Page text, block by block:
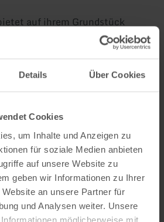
Details Über Cookies
Cookies
um Inhalte und Anzeigen zu
für soziale Medien anbieten
auf unsere Website zu
geben wir Informationen zu Ihrer
an unsere Partner für
und Analysen weiter. Unsere
möglicherweise mit
auf ihrem Grundstück
für Kunden an.
Infos